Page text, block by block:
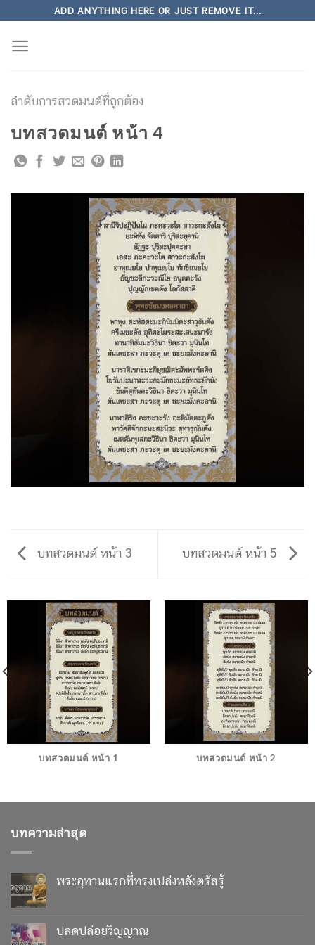
content
ADD ANYTHING HERE OR JUST REMOVE IT...
ลำดับการสวดมนต์ที่ถูกต้อง
บทสวดมนต์ หน้า 4
บทสวดมนต์ หน้า 3 บทสวดมนต์ หน้า 5
บทสวดมนต์ หน้า 1 บทสวดมนต์ หน้า 2
บทความล่าสุด
พระอุทานแรกที่ทรงเปล่งหลังตรัสรู้
ปลดปล่อยวิญญาณ